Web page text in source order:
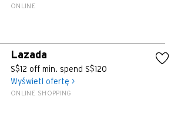
ONLINE
Lazada
S$12 off min. spend S$120
Wyświetl ofertę >
ONLINE SHOPPING